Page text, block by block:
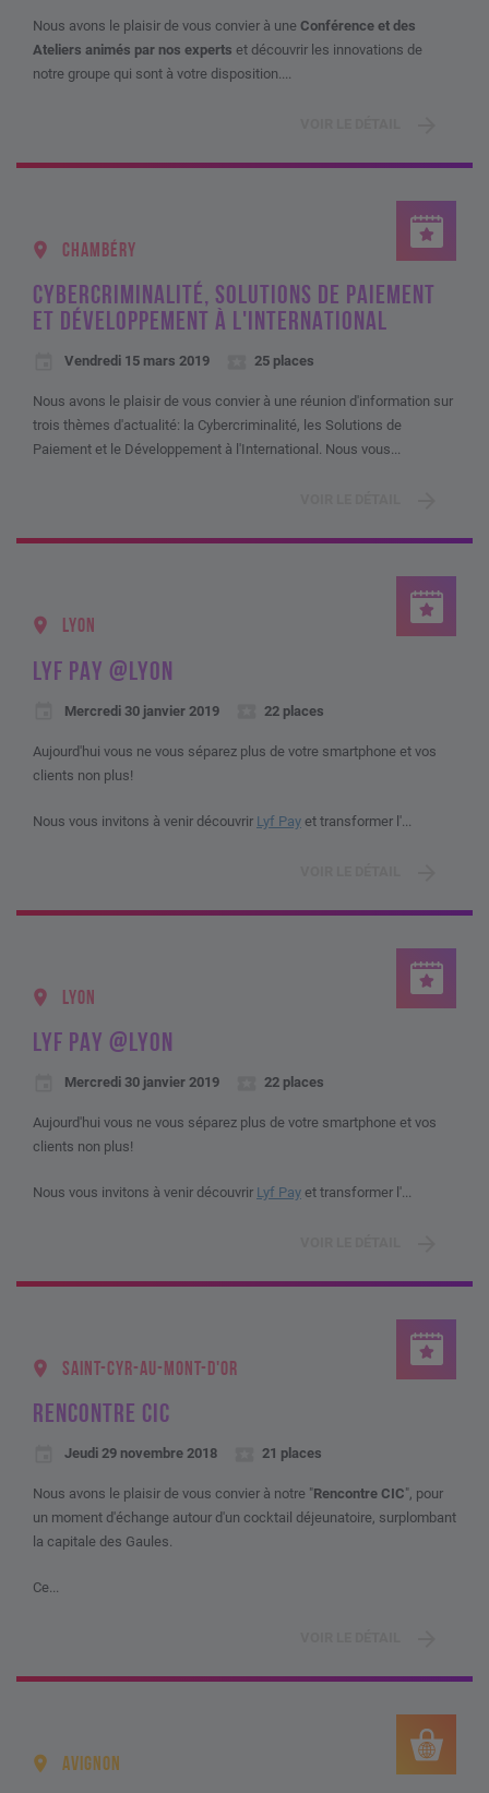
Nous avons le plaisir de vous convier à une Conférence et des
Ateliers animés par nos experts et découvrir les innovations de
notre groupe qui sont à votre disposition....
CHAMBÉRY
CYBERCRIMINALITÉ, SOLUTIONS DE PAIEMENT
ET DÉVELOPPEMENT À L'INTERNATIONAL
Vendredi 15 mars 2019 25 places
Nous avons le plaisir de vous convier à une réunion d'information sur
trois thèmes d'actualité: la Cybercriminalité, les Solutions de
Paiement et le Développement à l'International. Nous vous...
LYON
LYF PAY @LYON
Mercredi 30 janvier 2019 22 places
Aujourd'hui vous ne vous séparez plus de votre smartphone et vos
clients non plus!
Nous vous invitons à venir découvrir Lyf Pay et transformer l'...
LYON
LYF PAY @LYON
Mercredi 30 janvier 2019 22 places
Aujourd'hui vous ne vous séparez plus de votre smartphone et vos
clients non plus!
Nous vous invitons à venir découvrir Lyf Pay et transformer l'...
SAINT-CYR-AU-MONT-D'OR
RENCONTRE CIC
Jeudi 29 novembre 2018 21 places
Nous avons le plaisir de vous convier à notre "Rencontre CIC", pour
un moment d'échange autour d'un cocktail déjeunatoire, surplombant
la capitale des Gaules.
Ce...
AVIGNON